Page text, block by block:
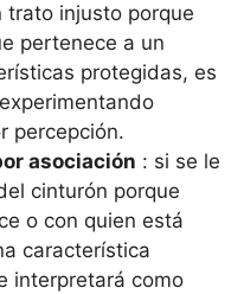
trato injusto porque
pertenece a un
protegidas, es
percepción.
asociación : si se le
cinturón porque
o con quien está
característica
interpretará como